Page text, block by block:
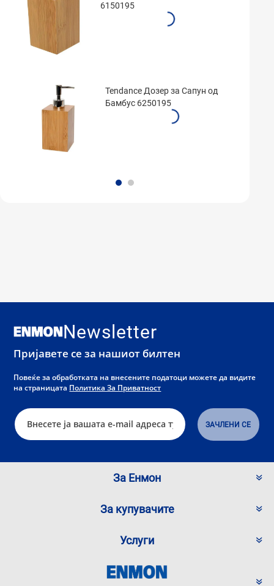
6150195
Tendance Дозер за Сапун од
Бамбус 6250195
Newsletter
Пријавете се за нашиот билтен
Повеќе за обработката на внесените податоци можете да видите
на страницата Политика За Приватност
За Енмон
За купувачите
Услуги